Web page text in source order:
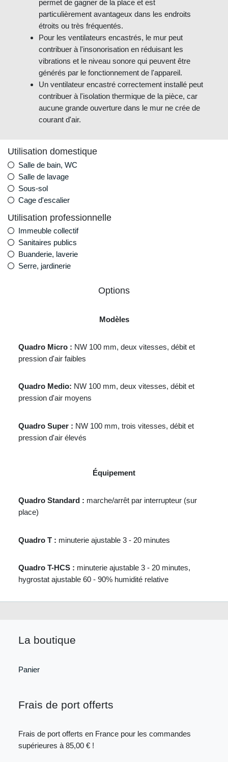
permet de gagner de la place et est
particulièrement avantageux dans les endroits
étroits ou très fréquentés.
Pour les ventilateurs encastrés, le mur peut
contribuer à l'insonorisation en réduisant les
vibrations et le niveau sonore qui peuvent être
générés par le fonctionnement de l'appareil.
Un ventilateur encastré correctement installé peut
contribuer à l'isolation thermique de la pièce, car
aucune grande ouverture dans le mur ne crée de
courant d'air.
Utilisation domestique
Salle de bain, WC
Salle de lavage
Sous-sol
Cage d'escalier
Utilisation professionnelle
Immeuble collectif
Sanitaires publics
Buanderie, laverie
Serre, jardinerie
Options
Modèles
Quadro Micro : NW 100 mm, deux vitesses, débit et
pression d'air faibles
Quadro Medio: NW 100 mm, deux vitesses, débit et
pression d'air moyens
Quadro Super : NW 100 mm, trois vitesses, débit et
pression d'air élevés
Équipement
Quadro Standard : marche/arrêt par interrupteur (sur
place)
Quadro T : minuterie ajustable 3 - 20 minutes
Quadro T-HCS : minuterie ajustable 3 - 20 minutes,
hygrostat ajustable 60 - 90% humidité relative
La boutique
Panier
Frais de port offerts
Frais de port offerts en France pour les commandes
supérieures à 85,00 € !